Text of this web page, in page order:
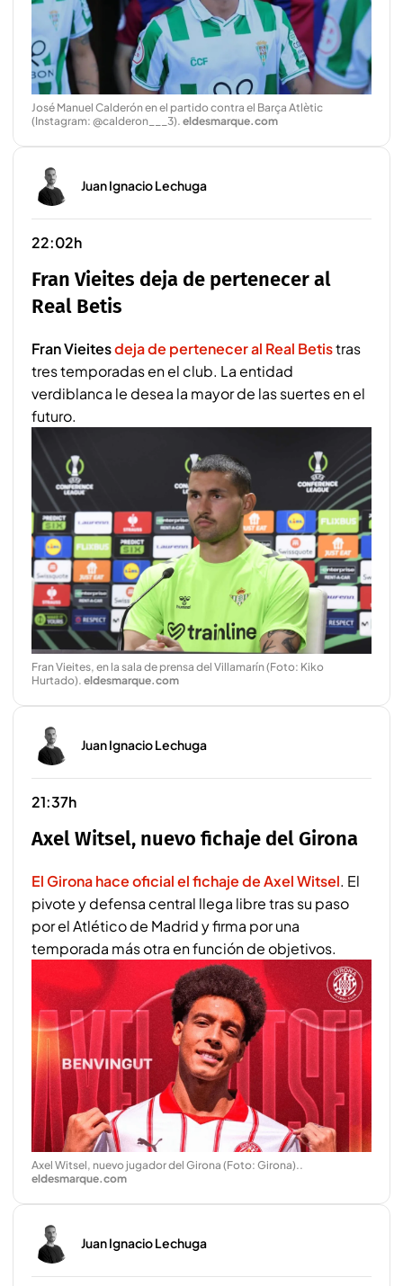
José Manuel Calderón en el partido contra el Barça Atlètic
(Instagram: @calderon___3). eldesmarque.com
Juan Ignacio Lechuga
22:02h
Fran Vieites deja de pertenecer al
Real Betis
Fran Vieitesdeja de pertenecer al Real Betistras
tres temporadas en el club. La entidad
verdiblanca le desea la mayor de las suertes en el
futuro.
Fran Vieites, en la sala de prensa del Villamarín (Foto: Kiko
Hurtado). eldesmarque.com
Juan Ignacio Lechuga
21:37h
Axel Witsel, nuevo fichaje del Girona
El Girona hace oficial el fichaje de Axel Witsel. El
pivote y defensa central llega libre tras su paso
por el Atlético de Madrid y firma por una
temporada más otra en función de objetivos.
Axel Witsel, nuevo jugador del Girona (Foto: Girona)..
eldesmarque.com
Juan Ignacio Lechuga